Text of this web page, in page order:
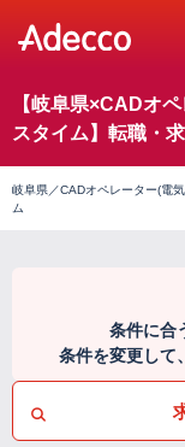
【岐阜県×CADオ
スタイム】転職・
岐阜県／CADオペレーター(電
ム
条件に合
条件を変更して